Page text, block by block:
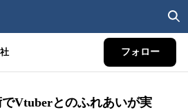
フォロー
Vtuberとのふれあいが実